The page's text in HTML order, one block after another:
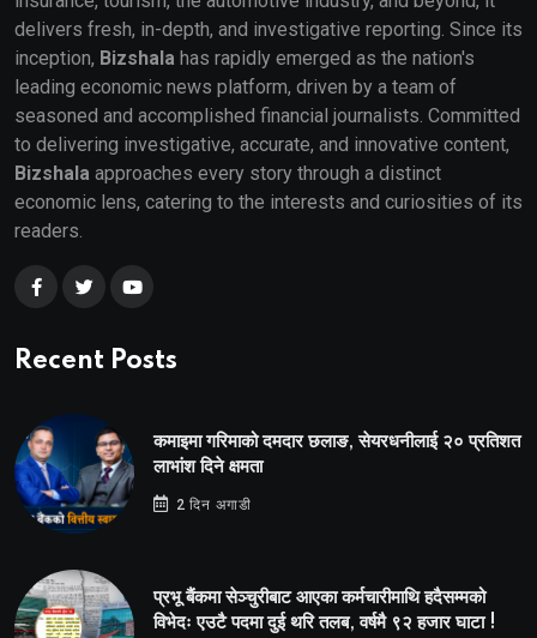
delivers fresh, in-depth, and investigative reporting. Since its
inception, Bizshala has rapidly emerged as the nation's
leading economic news platform, driven by a team of
seasoned and accomplished financial journalists. Committed
to delivering investigative, accurate, and innovative content,
Bizshala approaches every story through a distinct
economic lens, catering to the interests and curiosities of its
readers.
Recent Posts
कमाइमा गरिमाको दमदार छलाङ, सेयरधनीलाई २० प्रतिशत
लाभांश दिने क्षमता
2 दिन अगाडी
प्रभू बैंकमा सेञ्चुरीबाट आएका कर्मचारीमाथि हदैसम्मको
विभेदः एउटै पदमा दुई थरि तलब, वर्षमै ९२ हजार घाटा !